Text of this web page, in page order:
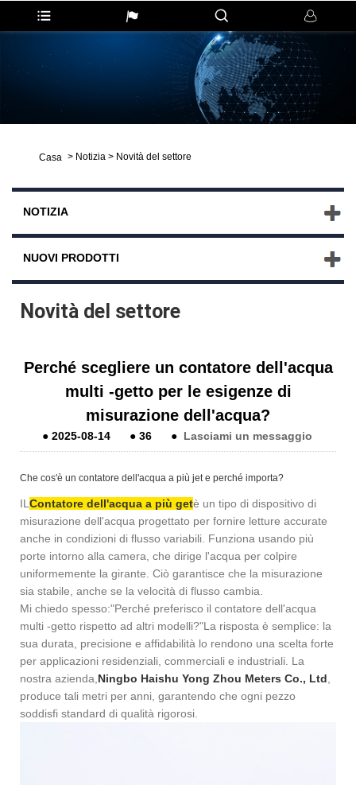
Casa > Notizia > Novità del settore
NOTIZIA
NUOVI PRODOTTI
Novità del settore
Perché scegliere un contatore dell'acqua
multi -getto per le esigenze di
misurazione dell'acqua?
●2025-08-14 ●36 ● Lasciami un messaggio
Che cos'è un contatore dell'acqua a più jet e perché importa?
IL Contatore dell'acqua a più getè un tipo di dispositivo di
misurazione dell'acqua progettato per fornire letture accurate
anche in condizioni di flusso variabili. Funziona usando più
porte intorno alla camera, che dirige l'acqua per colpire
uniformemente la girante. Ciò garantisce che la misurazione
sia stabile, anche se la velocità di flusso cambia.
Mi chiedo spesso:"Perché preferisco il contatore dell'acqua
multi -getto rispetto ad altri modelli?"La risposta è semplice: la
sua durata, precisione e affidabilità lo rendono una scelta forte
per applicazioni residenziali, commerciali e industriali. La
nostra azienda, Ningbo Haishu Yong Zhou Meters Co., Ltd
produce tali metri per anni, garantendo che ogni pezzo
soddisfi standard di qualità rigorosi.